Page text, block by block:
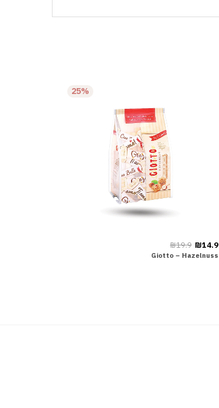
25%
₪14.9
₪19.9
Giotto – Hazelnuss